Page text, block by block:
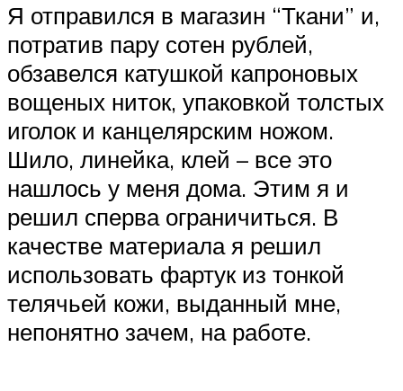
Я отправился в магазин “Ткани” и,
потратив пару сотен рублей,
обзавелся катушкой капроновых
вощеных ниток, упаковкой толстых
иголок и канцелярским ножом.
Шило, линейка, клей – все это
нашлось у меня дома. Этим я и
решил сперва ограничиться. В
качестве материала я решил
использовать фартук из тонкой
телячьей кожи, выданный мне,
непонятно зачем, на работе.